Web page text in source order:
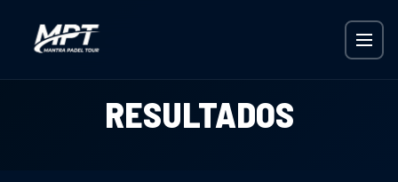
RESULTADOS